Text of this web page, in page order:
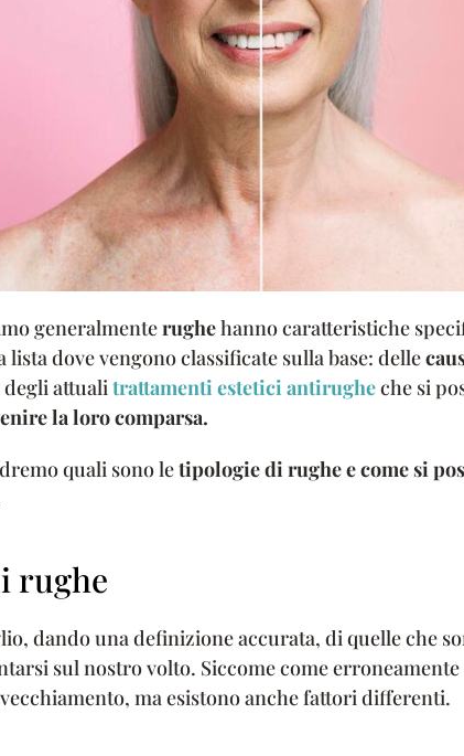
generalmenterughehanno caratteristiche
lista dove vengono classificate sulla base: delle
degli attualitrattamenti estetici antirugheche si
la loro comparsa.
quali sono letipologie di rughe e come si
rughe
dando una definizione accurata, di quelle che
sul nostro volto. Siccome come
ma esistono anche fattori differenti.